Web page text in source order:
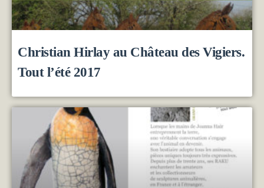
Christian Hirlay au Château des Vigiers.
Tout l’été 2017